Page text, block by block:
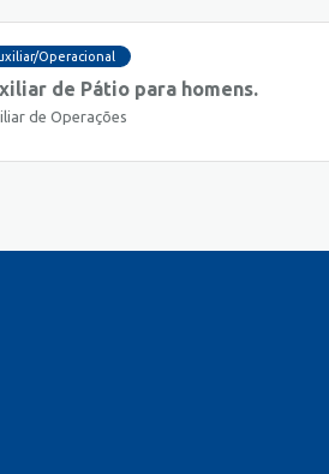
Operacional
de Pátio para homens.
de Operações